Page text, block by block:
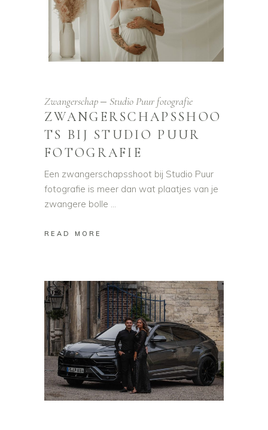
Zwangerschap Studio Puur fotografie
ZWANGERSCHAPSSHOO
TS BIJ STUDIO PUUR
FOTOGRAFIE
Een zwangerschapsshoot bij Studio Puur
fotografie is meer dan wat plaatjes van je
zwangere bolle
READ MORE